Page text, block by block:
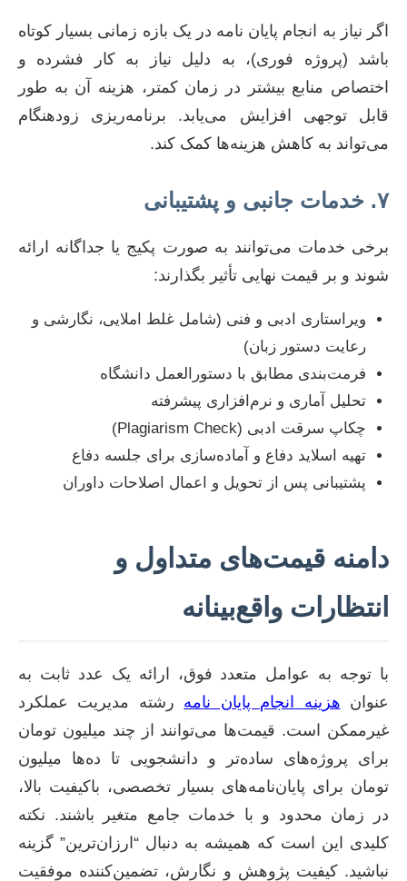
اگر نیاز به انجام پایان نامه در یک بازه زمانی بسیار کوتاه
باشد (پروژه فوری)، به دلیل نیاز به کار فشرده و
اختصاص منابع بیشتر در زمان کمتر، هزینه آن به طور
قابل توجهی افزایش می‌یابد. برنامه‌ریزی زودهنگام
می‌تواند به کاهش هزینه‌ها کمک کند.
۷. خدمات جانبی و پشتیبانی
برخی خدمات می‌توانند به صورت پکیج یا جداگانه ارائه
شوند و بر قیمت نهایی تأثیر بگذارند:
ویراستاری ادبی و فنی (شامل غلط املایی، نگارشی و
رعایت دستور زبان)
فرمت‌بندی مطابق با دستورالعمل دانشگاه
تحلیل آماری و نرم‌افزاری پیشرفته
چکاپ سرقت ادبی (Plagiarism Check)
تهیه اسلاید دفاع و آماده‌سازی برای جلسه دفاع
پشتیبانی پس از تحویل و اعمال اصلاحات داوران
دامنه قیمت‌های متداول و
انتظارات واقع‌بینانه
با توجه به عوامل متعدد فوق، ارائه یک عدد ثابت به
عنوان هزینه انجام پایان نامه رشته مدیریت عملکرد
غیرممکن است. قیمت‌ها می‌توانند از چند میلیون تومان
برای پروژه‌های ساده‌تر و دانشجویی تا ده‌ها میلیون
تومان برای پایان‌نامه‌های بسیار تخصصی، باکیفیت بالا،
در زمان محدود و با خدمات جامع متغیر باشند. نکته
کلیدی این است که همیشه به دنبال “ارزان‌ترین” گزینه
نباشید. کیفیت پژوهش و نگارش، تضمین‌کننده موفقیت